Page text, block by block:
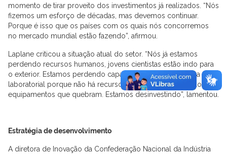
momento de tirar proveito dos investimentos já realizados. “Nós
fizemos um esforço de décadas, mas devemos continuar.
Porque é isso que os países com os quais nós concorremos
no mercado mundial estão fazendo”, afirmou.
Laplane criticou a situação atual do setor. “Nós já estamos
perdendo recursos humanos, jovens cientistas estão indo para
o exterior. Estamos perdendo capacidade de infraestrutura
laboratorial porque não há recursos para a manutenção dos
equipamentos que quebram. Estamos desinvestindo”, lamentou.
Estratégia de desenvolvimento
A diretora de Inovação da Confederação Nacional da Indústria